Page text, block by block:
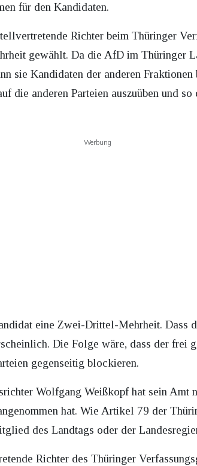
für den Kandidaten.
Richter beim Thüringer
gewählt. Da die AfD im Thüringer
sie Kandidaten der anderen
die anderen Parteien auszuüben und
Werbung
eine Zwei-Drittel-Mehrheit. Dass
Die Folge wäre, dass der frei
gegenseitig blockieren.
Wolfgang Weißkopf hat sein
hat. Wie Artikel 79 der
des Landtags oder der
Richter des Thüringer